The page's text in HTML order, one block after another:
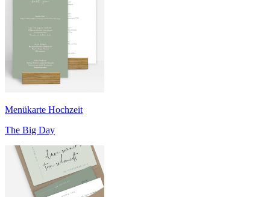
Menükarte Hochzeit
The Big Day